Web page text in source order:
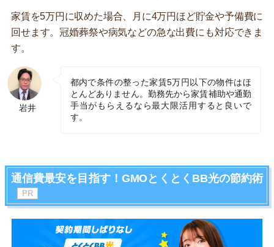
家賃を5万円に収めた場合、月に4万円ほど貯金や予備費に
回せます。冠婚葬祭や病気などの急な出費にも対応できま
す。
岩井
都内で条件の整った家賃5万円以下の物件はほ
とんどありません。勤務先から家賃補助や通勤
手当がもらえるなら最大限活用すると良いで
す。
通信費最安を目指す！GMOとくとくBB光の節約術